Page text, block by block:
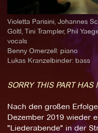
Violetta Parisini, Johannes
Göltl, Tini Trampler, Phil
vocals
Benny Omerzell: piano
Lukas Kranzelbinder: bass
SORRY THIS PART HAS
Nach den großen
Dezember 2019 wieder
"Liederabende" in der